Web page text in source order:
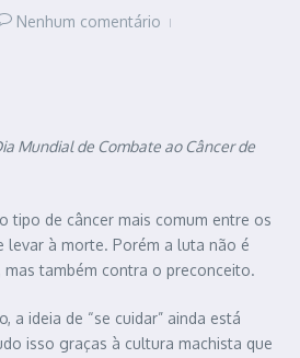
Nenhum comentário
Mundial de Combate ao Câncer de
tipo de câncer mais comum entre os
levar à morte. Porém a luta não é
mas também contra o preconceito.
a ideia de “se cuidar” ainda está
isso graças à cultura machista que